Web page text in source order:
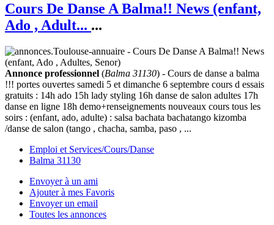
Cours De Danse A Balma!! News (enfant,
Ado , Adult... ...
Annonce professionnel (Balma 31130) - Cours de danse a balma
!!! portes ouvertes samedi 5 et dimanche 6 septembre cours d essais
gratuits : 14h ado 15h lady styling 16h danse de salon adultes 17h
danse en ligne 18h demo+renseignements nouveaux cours tous les
soirs : (enfant, ado, adulte) : salsa bachata bachatango kizomba
/danse de salon (tango , chacha, samba, paso , ...
Emploi et Services/Cours/Danse
Balma 31130
Envoyer à un ami
Ajouter à mes Favoris
Envoyer un email
Toutes les annonces